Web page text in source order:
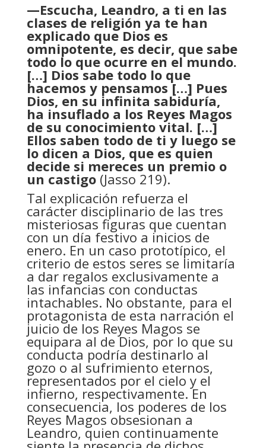
—Escucha, Leandro, a ti en las
clases de religión ya te han
explicado que Dios es
omnipotente, es decir, que sabe
todo lo que ocurre en el mundo.
[…] Dios sabe todo lo que
hacemos y pensamos […] Pues
Dios, en su infinita sabiduría,
ha insuflado a los Reyes Magos
de su conocimiento vital. […]
Ellos saben todo de ti y luego se
lo dicen a Dios, que es quien
decide si mereces un premio o
un castigo(Jasso 219).
Tal explicación refuerza el
carácter disciplinario de las tres
misteriosas figuras que cuentan
con un día festivo a inicios de
enero. En un caso prototípico, el
criterio de estos seres se limitaría
a dar regalos exclusivamente a
las infancias con conductas
intachables. No obstante, para el
protagonista de esta narración el
juicio de los Reyes Magos se
equipara al de Dios, por lo que su
conducta podría destinarlo al
gozo o al sufrimiento eternos,
representados por el cielo y el
infierno, respectivamente. En
consecuencia, los poderes de los
Reyes Magos obsesionan a
Leandro, quien continuamente